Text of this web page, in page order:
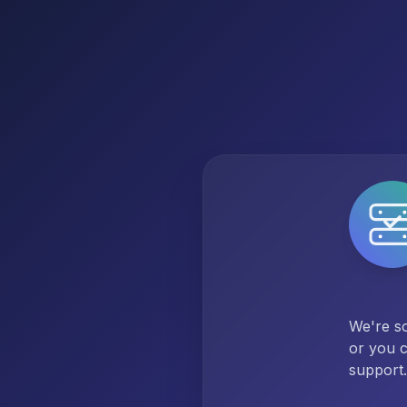
We're
or you
support.